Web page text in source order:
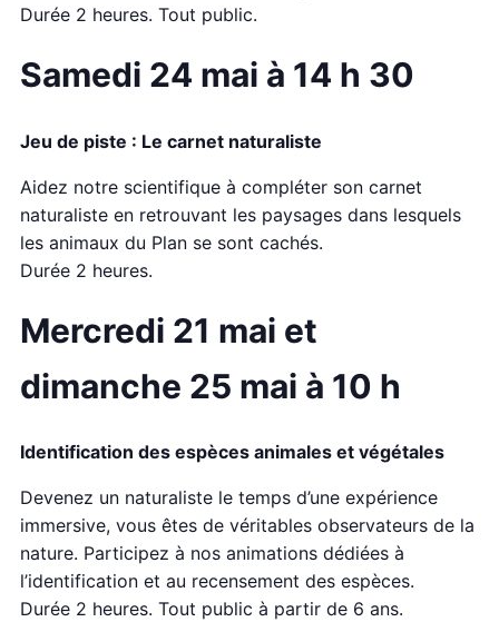
Durée 2 heures. Tout public.
Samedi 24 mai à 14 h 30
Jeu de piste : Le carnet naturaliste
Aidez notre scientifique à compléter son carnet
naturaliste en retrouvant les paysages dans lesquels
les animaux du Plan se sont cachés.
Durée 2 heures.
Mercredi 21 mai et
dimanche 25 mai à 10 h
Identification des espèces animales et végétales
Devenez un naturaliste le temps d’une expérience
immersive, vous êtes de véritables observateurs de la
nature. Participez à nos animations dédiées à
l’identification et au recensement des espèces.
Durée 2 heures. Tout public à partir de 6 ans.